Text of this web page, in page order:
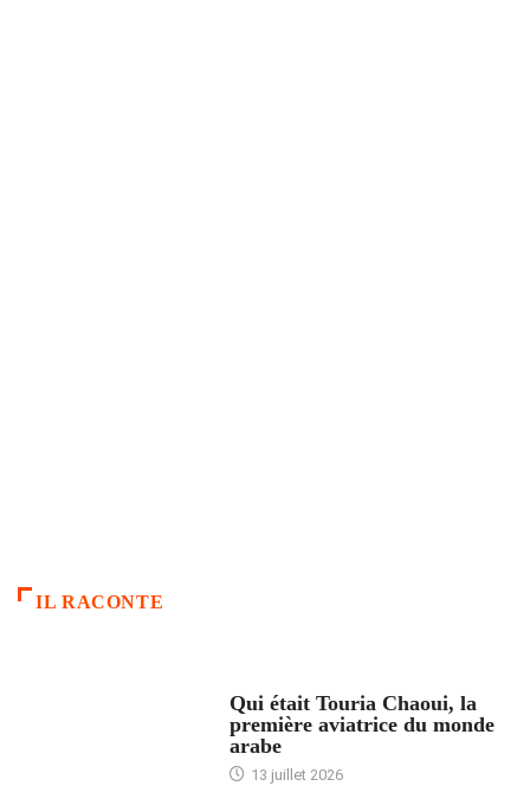
IL RACONTE
Qui était Touria Chaoui, la
première aviatrice du monde
arabe
13 juillet 2026